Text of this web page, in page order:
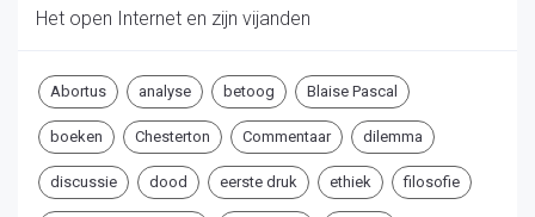
Het open Internet en zijn vijanden
Abortus analyse betoog Blaise Pascal
boeken Chesterton Commentaar dilemma
discussie dood eerste druk ethiek filosofie